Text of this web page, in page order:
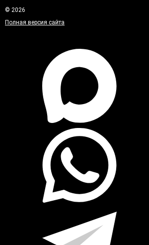
© 2026
Полная версия сайта